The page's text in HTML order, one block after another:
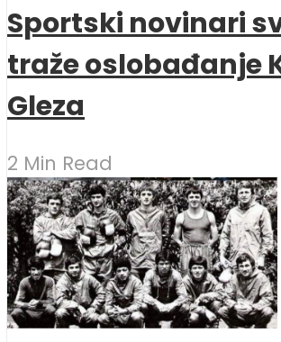
Sportski novinari
traže oslobađanje
Gleza
2 Min Read